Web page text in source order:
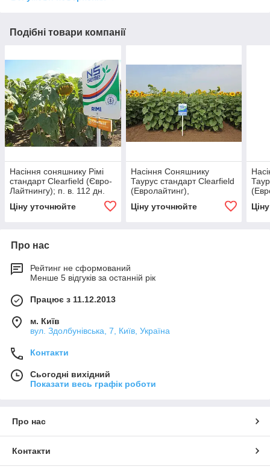
Подібні товари компанії
Насіння соняшнику Рімі
стандарт Clearfield (Євро-
Лайтнингу); п. в. 112 дн.
високоврожайний, 150000
сем.
Ціну уточнюйте
Насіння Соняшнику
Таурус стандарт Clearfield
(Евролайтинг),
стійкий до хвороб-150000
Ціну уточнюйте
Про нас
Рейтинг не сформований
Менше 5 відгуків за останній рік
Працює з 11.12.2013
м. Київ
вул. Здолбунівська, 7, Київ, Україна
Контакти
Сьогодні вихідний
Показати весь графік роботи
Про нас
Контакти